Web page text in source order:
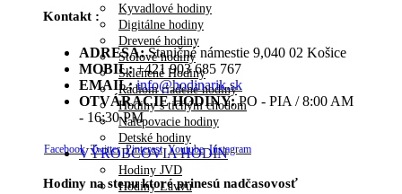
Kyvadlové hodiny
Digitálne hodiny
Drevené hodiny
Stolové hodiny
Sklenené Hodiny
Rádiom riadené hodiny
Hodiny s tichým chodom
Nalepovacie hodiny
Detské hodiny
VÝROBCOVIA HODÍN
Hodiny JVD
Hodiny Lavvu
Kontakt :
ADRESA: Staničné námestie 9,040 02 Košice
MOBIL: +421 903 685 767
EMAIL: info@hodinarik.sk
OTVÁRACIE HODINY: PO - PIA / 8:00 AM
- 16:30 PM
Facebook Twitter Pinterest Youtube Instagram
Hodiny na stenu ktoré prinesú nadčasovosť